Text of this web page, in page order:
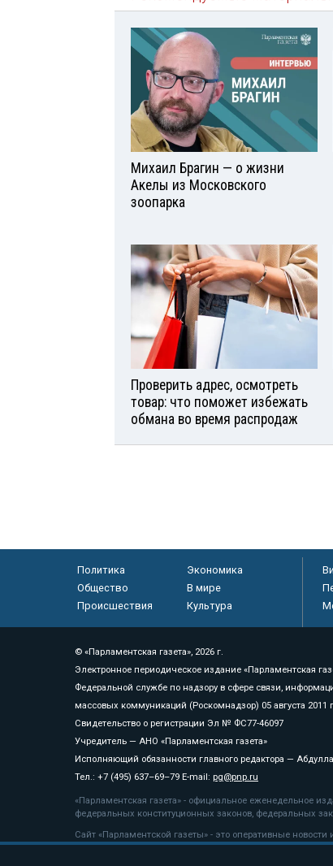
Михаил Брагин — о жизни
Акелы из Московского
зоопарка
Проверить адрес, осмотреть
товар: что поможет избежать
обмана во время распродаж
Политика
Экономика
Общество
В мире
Происшествия
Культура
© «Парламентская газета», 2026 г.
Электронное периодическое издание «Парламентская
Федеральной службе по надзору в сфере связи,
массовых коммуникаций (Роскомнадзор) 05 августа 2011
Свидетельство о регистрации Эл № ФС77-46097
Учредитель — АНО «Парламентская газета»
Исполняющий обязанности главного редактора —
Тел.: +7 (495) 637–69–79 E-mail: pg@pnp.ru
«Парламентская газета» - официальное еженедельное
федеральных конституционных законов, федеральных
Сайт «Парламентской газеты» - это оперативные
«Парламентской газеты» активная ссылка на pnp.ru